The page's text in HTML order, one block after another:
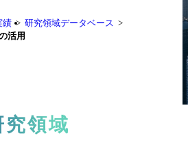
績
研究領域データベース
活用
究領域